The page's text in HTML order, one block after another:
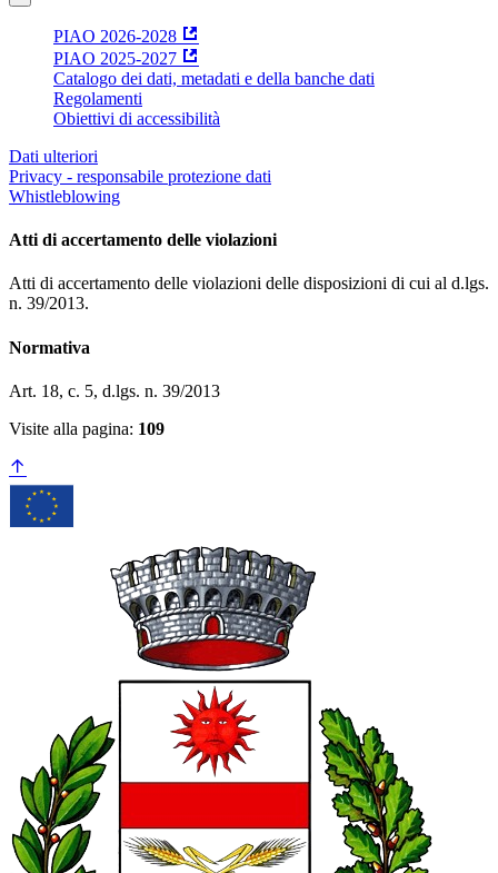
PIAO 2026-2028
PIAO 2025-2027
Catalogo dei dati, metadati e della banche dati
Regolamenti
Obiettivi di accessibilità
Dati ulteriori
Privacy - responsabile protezione dati
Whistleblowing
Atti di accertamento delle violazioni
Atti di accertamento delle violazioni delle disposizioni di cui al d.lgs.
n. 39/2013.
Normativa
Art. 18, c. 5, d.lgs. n. 39/2013
Visite alla pagina: 109